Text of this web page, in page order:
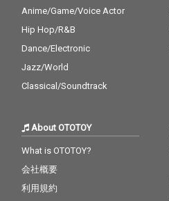
Anime/Game/Voice Actor
Hip Hop/R&B
Dance/Electronic
Jazz/World
Classical/Soundtrack
About OTOTOY
What is OTOTOY?
会社概要
利用規約